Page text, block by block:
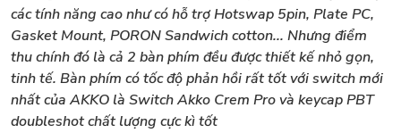
các tính năng cao như có hỗ trợ Hotswap 5pin, Plate PC,
Gasket Mount, PORON Sandwich cotton... Nhưng điểm
thu chính đó là cả 2 bàn phím đều được thiết kế nhỏ gọn,
tinh tế. Bàn phím có tốc độ phản hồi rất tốt với switch mới
nhất của AKKO là Switch Akko Crem Pro và keycap PBT
doubleshot chất lượng cực kì tốt